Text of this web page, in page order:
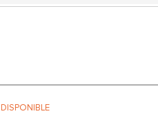
DISPONIBLE